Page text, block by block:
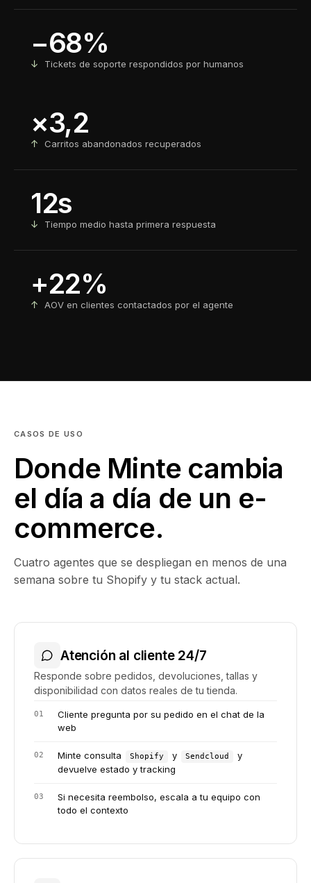
−68%
↓ Tickets de soporte respondidos por humanos
×3,2
↑ Carritos abandonados recuperados
12s
↓ Tiempo medio hasta primera respuesta
+22%
↑ AOV en clientes contactados por el agente
CASOS DE USO
Donde Minte cambia
el día a día de un e-
commerce.
Cuatro agentes que se despliegan en menos de una
semana sobre tu Shopify y tu stack actual.
Atención al cliente 24/7
Responde sobre pedidos, devoluciones, tallas y
disponibilidad con datos reales de tu tienda.
01
Cliente pregunta por su pedido en el chat de la
web
02 Minte consulta Shopify y Sendcloud
y
devuelve estado y tracking
03
Si necesita reembolso, escala a tu equipo con
todo el contexto